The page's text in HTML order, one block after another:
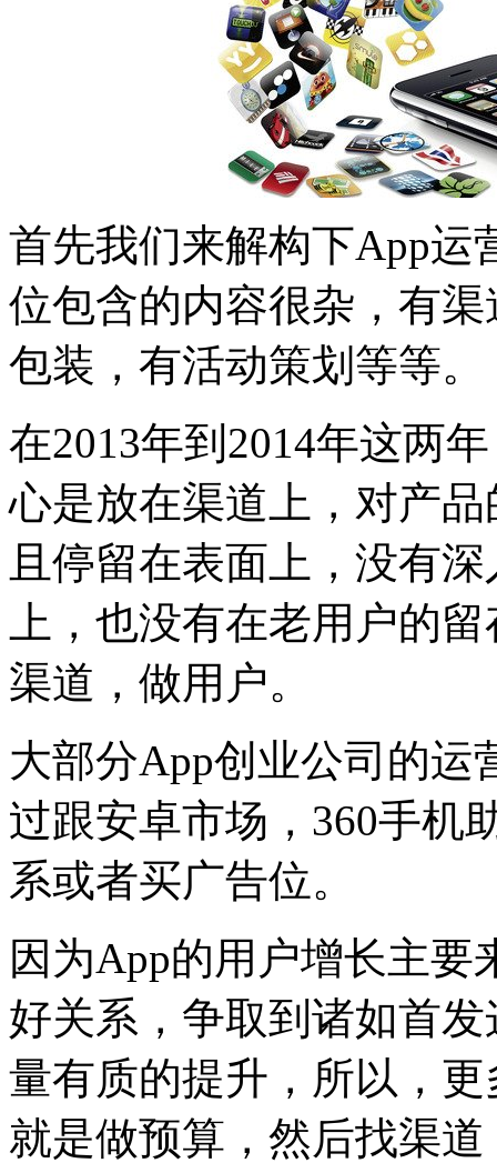
首先我们来解构下App运
位包含的内容很杂，有
包装，有活动策划等等。
在2013年到2014年这两
心是放在渠道上，对产
且停留在表面上，没有
上，也没有在老用户的
渠道，做用户。
大部分App创业公司的运
过跟安卓市场，360手机
系或者买广告位。
因为App的用户增长主
好关系，争取到诸如首
量有质的提升，所以，
就是做预算，然后找渠